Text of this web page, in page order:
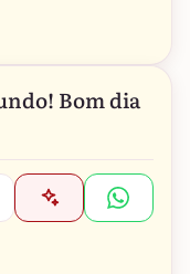
Bom dia